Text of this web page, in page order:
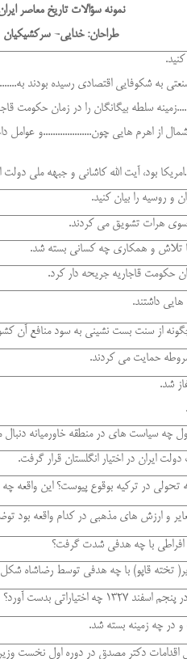
نمونه سؤالات تاریخ معاصر
طراحان: خدایی- سرکشیکیان
به شکوفایی اقتصادی رسیده بودند
سلطه بیگانگان را در زمان حکومت
از اهرم هایی چون....................و
بود، آیت الله کاشانی و جبهه ملی دولت